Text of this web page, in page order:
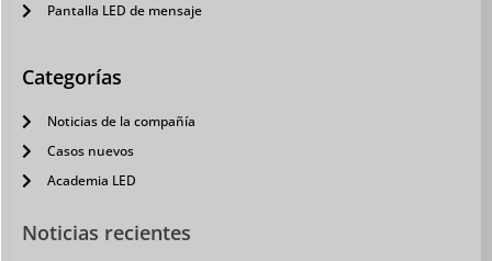
Pantalla LED de mensaje
Categorías
Noticias de la compañía
Casos nuevos
Academia LED
Noticias recientes